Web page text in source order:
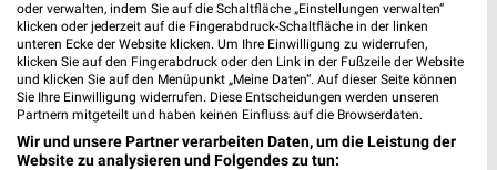
oder verwalten, indem Sie auf die Schaltfläche „Einstellungen verwalten“
klicken oder jederzeit auf die Fingerabdruck-Schaltfläche in der linken
unteren Ecke der Website klicken. Um Ihre Einwilligung zu widerrufen,
klicken Sie auf den Fingerabdruck oder den Link in der Fußzeile der Website
und klicken Sie auf den Menüpunkt „Meine Daten“. Auf dieser Seite können
Sie Ihre Einwilligung widerrufen. Diese Entscheidungen werden unseren
Partnern mitgeteilt und haben keinen Einfluss auf die Browserdaten.
Wir und unsere Partner verarbeiten Daten, um die Leistung der
Website zu analysieren und Folgendes zu tun: